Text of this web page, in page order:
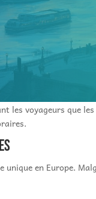
voyageurs que
en Europe.